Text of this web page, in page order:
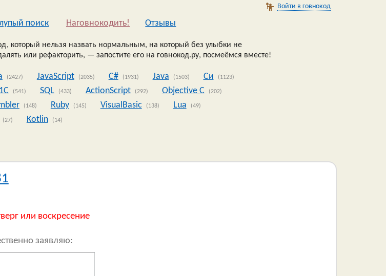
Войти в говнокод
поиск Наговнокодить! Oтзывы
который нельзя назвать нормальным, на который без улыбки не
или рефакторить, — запостите его на говнокод.ру, посмеёмся вместе!
(2427) JavaScript (2035) C# (1931) Java (1503) Си (1123)
1C (541) SQL (433) ActionScript (292) Objective C (202)
(148) Ruby (145) VisualBasic (138) Lua (49)
(27) Kotlin (14)
или воскресение
заявляю: